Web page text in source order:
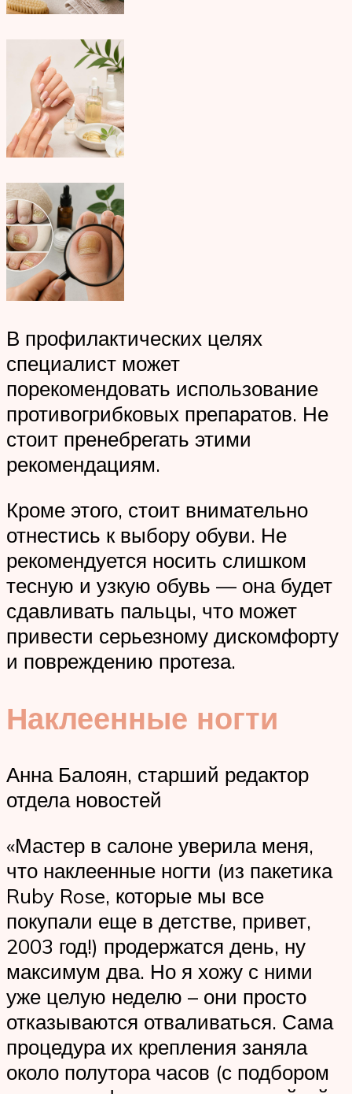
В профилактических целях
специалист может
порекомендовать использование
противогрибковых препаратов. Не
стоит пренебрегать этими
рекомендациям.
Кроме этого, стоит внимательно
отнестись к выбору обуви. Не
рекомендуется носить слишком
тесную и узкую обувь — она будет
сдавливать пальцы, что может
привести серьезному дискомфорту
и повреждению протеза.
Наклеенные ногти
Анна Балоян, старший редактор
отдела новостей
«Мастер в салоне уверила меня,
что наклеенные ногти (из пакетика
Ruby Rose, которые мы все
покупали еще в детстве, привет,
2003 год!) продержатся день, ну
максимум два. Но я хожу с ними
уже целую неделю – они просто
отказываются отваливаться. Сама
процедура их крепления заняла
около полутора часов (с подбором